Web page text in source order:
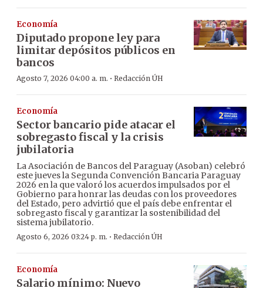
Economía
Diputado propone ley para
limitar depósitos públicos en
bancos
Agosto 7, 2026 04:00 a. m. · Redacción ÚH
Economía
Sector bancario pide atacar el
sobregasto fiscal y la crisis
jubilatoria
La Asociación de Bancos del Paraguay (Asoban) celebró
este jueves la Segunda Convención Bancaria Paraguay
2026 en la que valoró los acuerdos impulsados por el
Gobierno para honrar las deudas con los proveedores
del Estado, pero advirtió que el país debe enfrentar el
sobregasto fiscal y garantizar la sostenibilidad del
sistema jubilatorio.
Agosto 6, 2026 03:24 p. m. · Redacción ÚH
Economía
Salario mínimo: Nuevo